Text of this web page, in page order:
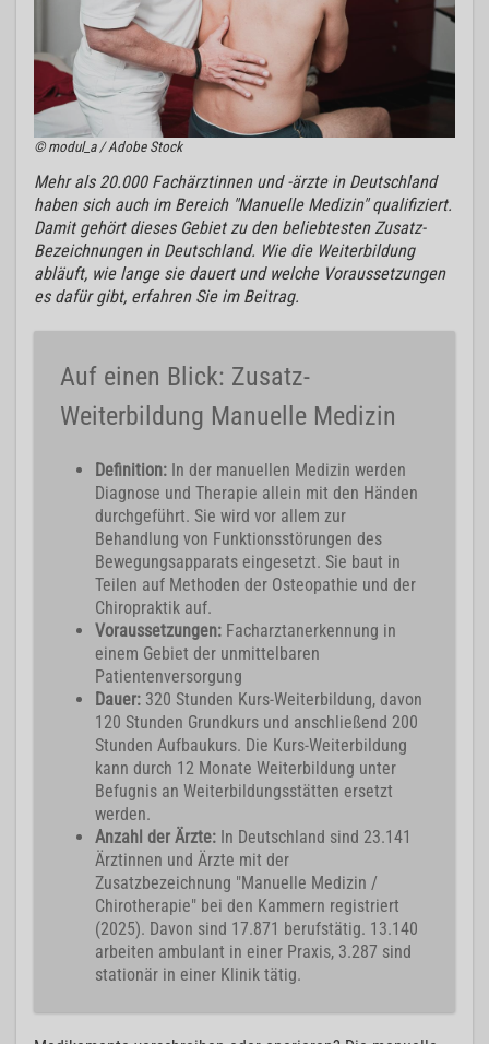
© modul_a / Adobe Stock
Mehr als 20.000 Fachärztinnen und -ärzte in Deutschland
haben sich auch im Bereich "Manuelle Medizin" qualifiziert.
Damit gehört dieses Gebiet zu den beliebtesten Zusatz-
Bezeichnungen in Deutschland. Wie die Weiterbildung
abläuft, wie lange sie dauert und welche Voraussetzungen
es dafür gibt, erfahren Sie im Beitrag.
Auf einen Blick: Zusatz-
Weiterbildung Manuelle Medizin
Definition: In der manuellen Medizin werden
Diagnose und Therapie allein mit den Händen
durchgeführt. Sie wird vor allem zur
Behandlung von Funktionsstörungen des
Bewegungsapparats eingesetzt. Sie baut in
Teilen auf Methoden der Osteopathie und der
Chiropraktik auf.
Voraussetzungen: Facharztanerkennung in
einem Gebiet der unmittelbaren
Patientenversorgung
Dauer: 320 Stunden Kurs-Weiterbildung, davon
120 Stunden Grundkurs und anschließend 200
Stunden Aufbaukurs. Die Kurs-Weiterbildung
kann durch 12 Monate Weiterbildung unter
Befugnis an Weiterbildungsstätten ersetzt
werden.
Anzahl der Ärzte: In Deutschland sind 23.141
Ärztinnen und Ärzte mit der
Zusatzbezeichnung "Manuelle Medizin /
Chirotherapie" bei den Kammern registriert
(2025). Davon sind 17.871 berufstätig. 13.140
arbeiten ambulant in einer Praxis, 3.287 sind
stationär in einer Klinik tätig.